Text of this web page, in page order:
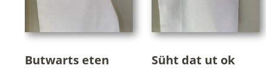
Butwarts eten
Süht dat ut ok